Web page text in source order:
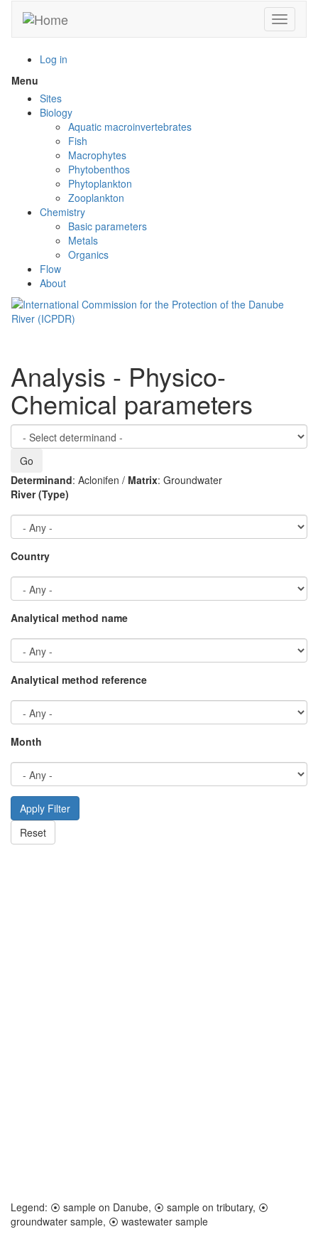
main
Toggle
Log in
Menu
menu
visibility
Sites
Biology
Aquatic macroinvertebrates
Fish
Macrophytes
Phytobenthos
Phytoplankton
Zooplankton
Chemistry
Basic parameters
Metals
Organics
Flow
About
Analysis - Physico-
Chemical parameters
Determinand: Aclonifen / Matrix: Groundwater
River (Type)
Country
Analytical method name
Analytical method reference
Month
Legend: ⦿ sample on Danube, ⦿ sample on tributary, ⦿
groundwater sample, ⦿ wastewater sample